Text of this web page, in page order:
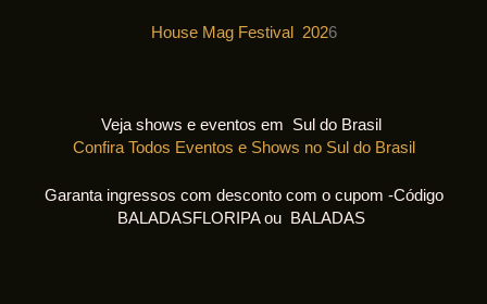
House Mag Festival 2026
Veja shows e eventos em Sul do Brasil
Confira Todos Eventos e Shows no Sul do Brasil
Garanta ingressos com desconto com o cupom -Código
BALADASFLORIPA ou BALADAS